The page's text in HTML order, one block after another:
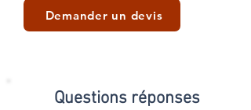
Demander un devis
Questions réponses